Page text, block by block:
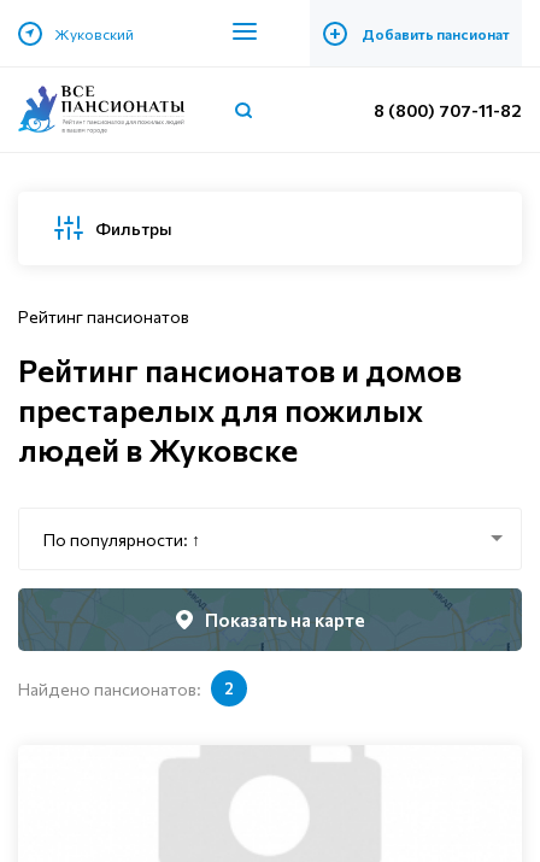
Жуковский + Добавить пансионат
8 (800) 707-11-82
Фильтры
Рейтинг пансионатов
Рейтинг пансионатов и домов
престарелых для пожилых
людей в Жуковске
По популярности: ↑
Показать на карте
Найдено пансионатов: 2